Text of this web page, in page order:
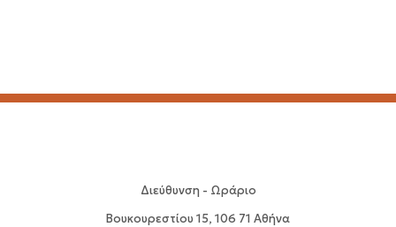
Διεύθυνση - Ωράριο
Βουκουρεστίου 15, 106 71 Αθήνα